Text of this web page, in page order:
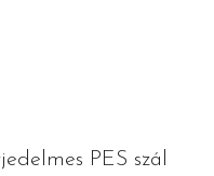
PES szál